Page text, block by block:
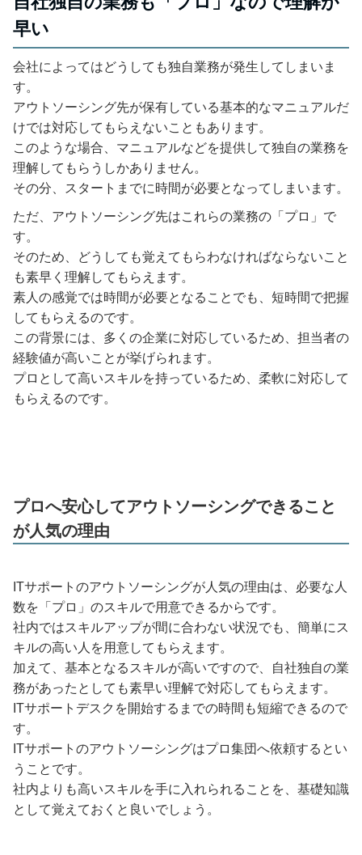
早い
会社によってはどうしても独自業務が発生してしまいま
す。
アウトソーシング先が保有している基本的なマニュアルだ
けでは対応してもらえないこともあります。
このような場合、マニュアルなどを提供して独自の業務を
理解してもらうしかありません。
その分、スタートまでに時間が必要となってしまいます。
ただ、アウトソーシング先はこれらの業務の「プロ」で
す。
そのため、どうしても覚えてもらわなければならないこと
も素早く理解してもらえます。
素人の感覚では時間が必要となることでも、短時間で把握
してもらえるのです。
この背景には、多くの企業に対応しているため、担当者の
経験値が高いことが挙げられます。
プロとして高いスキルを持っているため、柔軟に対応して
もらえるのです。
プロへ安心してアウトソーシングできること
が人気の理由
ITサポートのアウトソーシングが人気の理由は、必要な人
数を「プロ」のスキルで用意できるからです。
社内ではスキルアップが間に合わない状況でも、簡単にス
キルの高い人を用意してもらえます。
加えて、基本となるスキルが高いですので、自社独自の業
務があったとしても素早い理解で対応してもらえます。
ITサポートデスクを開始するまでの時間も短縮できるので
す。
ITサポートのアウトソーシングはプロ集団へ依頼するとい
うことです。
社内よりも高いスキルを手に入れられることを、基礎知識
として覚えておくと良いでしょう。